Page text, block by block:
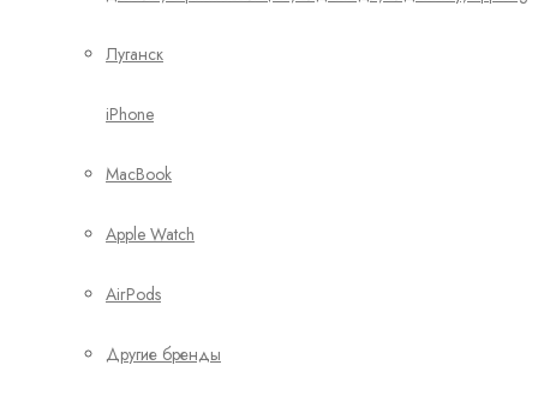
iPhone
MacBook
Apple Watch
AirPods
Другие бренды